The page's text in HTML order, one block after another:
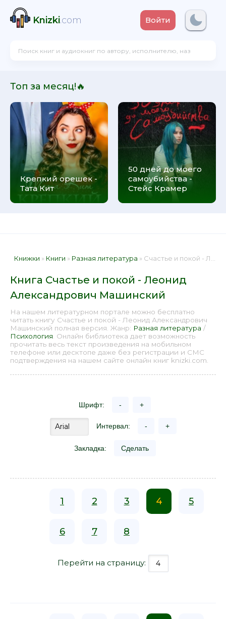
Knizki.com Войти
Топ за месяц!🔥
Крепкий орешек -
Тата Кит
50 дней до моего
самоубийства -
Стейс Крамер
Книжки » Книги » Разная литература » Счастье и покой - Леонид Александрович Машинский 📕 - Книга онлайн бесплатно
Книга Счастье и покой - Леонид
Александрович Машинский
На нашем литературном портале можно бесплатно
читать книгу Счастье и покой - Леонид Александрович
Машинский полная версия. Жанр: Разная литература /
Психология . Онлайн библиотека дает возможность
прочитать весь текст произведения на мобильном
телефоне или десктопе даже без регистрации и СМС
подтверждения на нашем сайте онлайн книг knizki.com.
Шрифт: - +
Интервал: - +
Закладка: Сделать
1 2 3 4 5
6 7 8
Перейти на страницу: